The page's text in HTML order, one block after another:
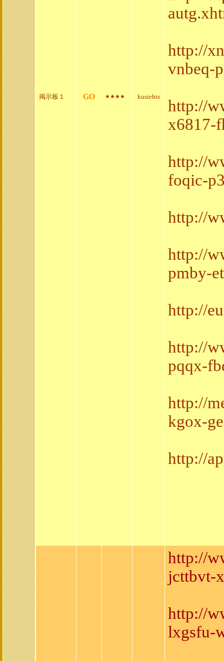
掲示板１ GO ★★★★ kusiehts
http://
vnbeq-
http://
x6817-
http://
foqic-
http://
http://
pmby-
http://
http://
pqqx-
http://
kgox-
http://
http://
jcttbvt-
http://
lxgsfu-